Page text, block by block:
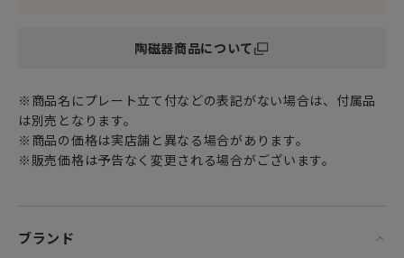
china）製。
食材を引き立てる色合いと可憐な野いちご模様がお料理に華
を添え
女性・男性にかかわらず、日頃お世話になっている方、大切
な方へ
陶磁器商品について
※商品名にプレート立て付などの表記がない場合は、付属品
は別売となります。
※商品の価格は実店舗と異なる場合があります。
※販売価格は予告なく変更される場合がございます。
ブランド